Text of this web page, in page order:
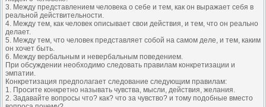
3. Между представлением человека о себе и тем, как он выражает себя в
реальной действительности.
4. Между тем, как человек описывает свои действия, и тем, что он реально
делает.
5. Между тем, что человек представляет собой на самом деле, и тем, каким
он хочет быть.
6. Между вербальным и невербальным поведением.
При обсуждении необходимо следовать правилам конкретизации и
эмпатии.
Конкретизация предполагает следование следующим правилам:
1. Просите конкретно называть чувства, мысли, действия, желания.
2. Задавайте вопросы что? как? что за чувство? и тому подобные вместо